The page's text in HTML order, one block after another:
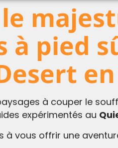
à pied
à couper le
expérimentés au
à vous offrir une